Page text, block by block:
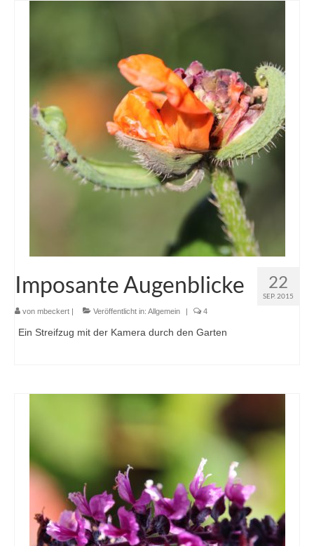
22
SEP. 2015
Imposante Augenblicke
von mbeckert Veröffentlicht in: Allgemein 4
Ein Streifzug mit der Kamera durch den Garten